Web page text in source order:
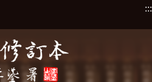
:::